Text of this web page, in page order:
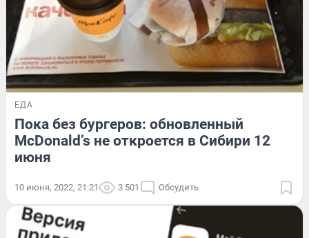
ЕДА
Пока без бургеров: обновленный
McDonald’s не откроется в Сибири 12
июня
10 июня, 2022, 21:21 3 501 Обсудить